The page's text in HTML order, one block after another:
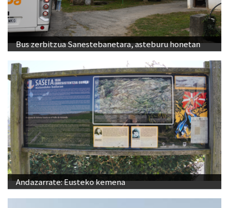
Bus zerbitzua Sanestebanetara, asteburu honetan
Andazarrate: Eusteko kemena